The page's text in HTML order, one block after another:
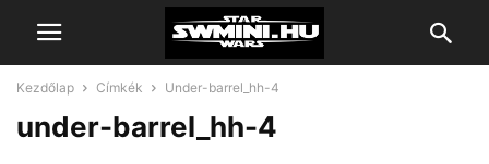
Kezdőlap Címkék Under-barrel_hh-4
under-barrel_hh-4